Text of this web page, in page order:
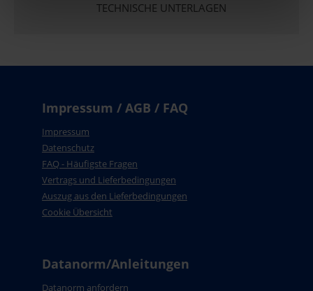
TECHNISCHE UNTERLAGEN
Impressum / AGB / FAQ
Impressum
Datenschutz
FAQ - Häufigste Fragen
Vertrags und Lieferbedingungen
Auszug aus den Lieferbedingungen
Cookie Übersicht
Datanorm/Anleitungen
Datanorm anfordern